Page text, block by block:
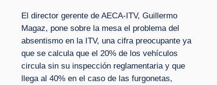
El director gerente de AECA-ITV, Guillermo
Magaz, pone sobre la mesa el problema del
absentismo en la ITV, una cifra preocupante ya
que se calcula que el 20% de los vehículos
circula sin su inspección reglamentaria y que
llega al 40% en el caso de las furgonetas,